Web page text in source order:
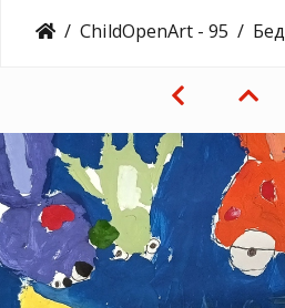
ChildOpenArt - 95